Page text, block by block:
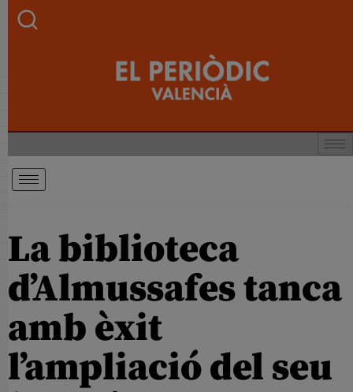
La biblioteca
d’Almussafes tanca
amb èxit
l’ampliació del seu